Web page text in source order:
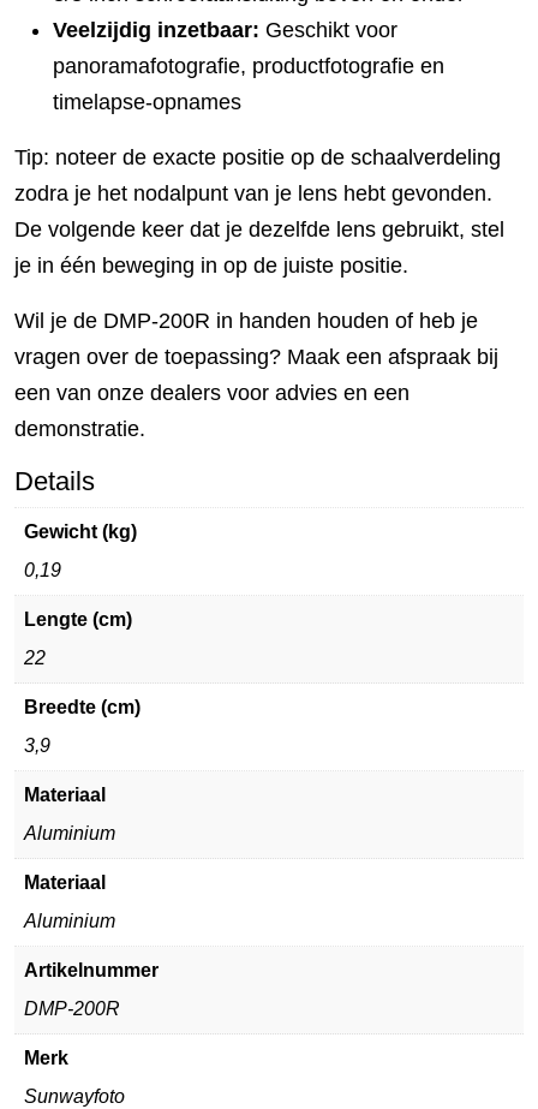
Veelzijdig inzetbaar: Geschikt voor
panoramafotografie, productfotografie en
timelapse-opnames
Tip: noteer de exacte positie op de schaalverdeling
zodra je het nodalpunt van je lens hebt gevonden.
De volgende keer dat je dezelfde lens gebruikt, stel
je in één beweging in op de juiste positie.
Wil je de DMP-200R in handen houden of heb je
vragen over de toepassing? Maak een afspraak bij
een van onze dealers voor advies en een
demonstratie.
Details
Gewicht (kg)
0,19
Lengte (cm)
22
Breedte (cm)
3,9
Materiaal
Aluminium
Materiaal
Aluminium
Artikelnummer
DMP-200R
Merk
Sunwayfoto